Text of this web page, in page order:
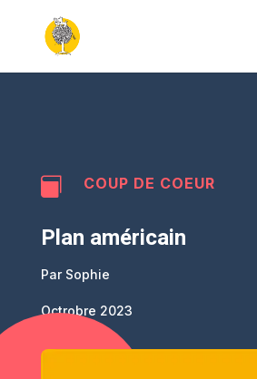
 COUP DE COEUR
Plan américain
Par Sophie
Octrobre 2023